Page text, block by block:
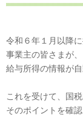
令和６年１月以降
事業主の皆さまが
給与所得の情報が
これを受けて、国
そのポイントを確